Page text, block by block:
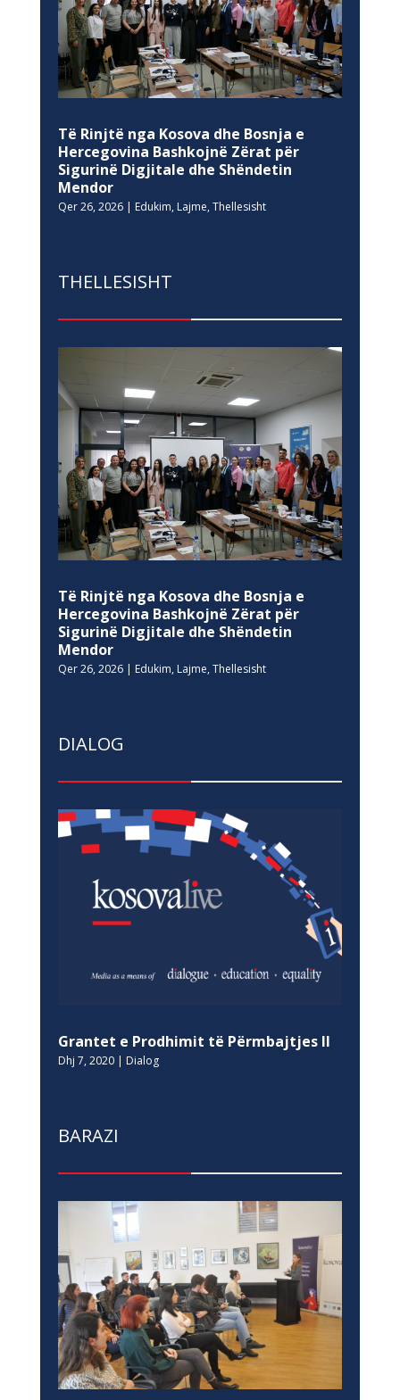
Të Rinjtë nga Kosova dhe Bosnja e
Hercegovina Bashkojnë Zërat për
Sigurinë Digjitale dhe Shëndetin
Mendor
Qer 26, 2026| Edukim, Lajme, Thellesisht
THELLESISHT
Të Rinjtë nga Kosova dhe Bosnja e
Hercegovina Bashkojnë Zërat për
Sigurinë Digjitale dhe Shëndetin
Mendor
Qer 26, 2026| Edukim, Lajme, Thellesisht
DIALOG
Grantet e Prodhimit të Përmbajtjes II
Dhj 7, 2020| Dialog
BARAZI